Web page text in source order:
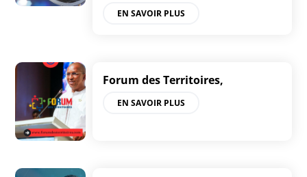
EN SAVOIR PLUS
Forum des Territoires,
EN SAVOIR PLUS